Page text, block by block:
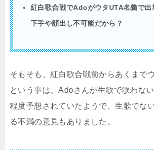
紅白歌合戦でAdoがウタUTA名義で出
下手や顔出し不可能だから？
そもそも、紅白歌合戦前からあくまで
という事は、Adoさんが生歌で歌わな
程度予想されていたようで、生歌でな
る不満の意見もありました。